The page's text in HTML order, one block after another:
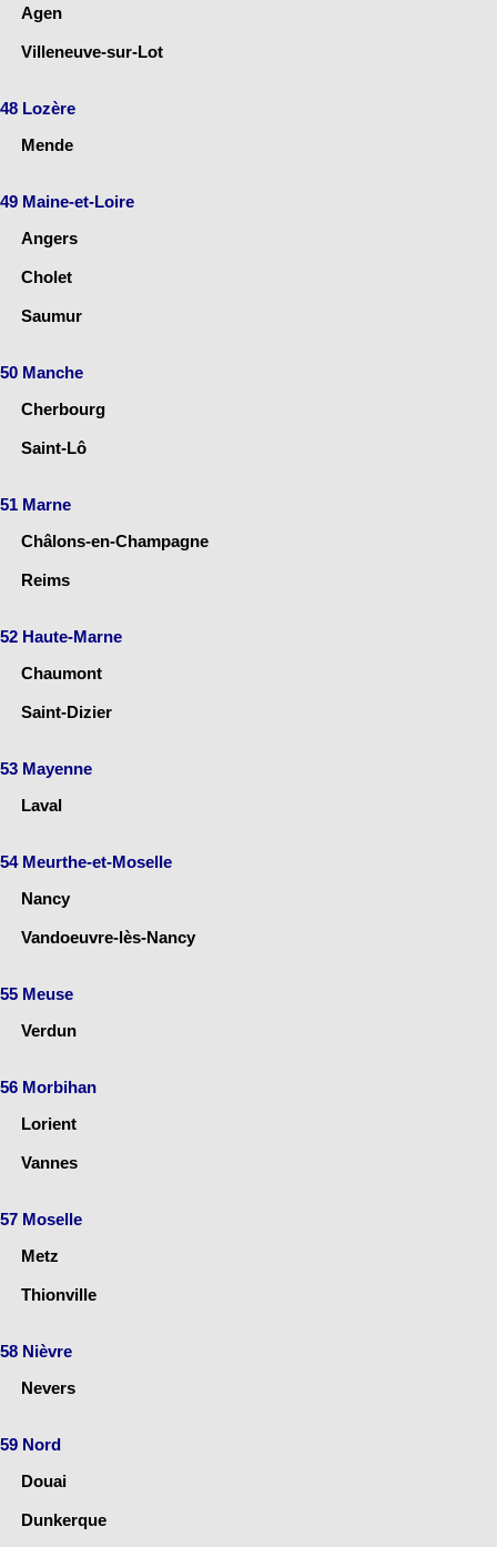
Agen
Villeneuve-sur-Lot
48 Lozère
Mende
49 Maine-et-Loire
Angers
Cholet
Saumur
50 Manche
Cherbourg
Saint-Lô
51 Marne
Châlons-en-Champagne
Reims
52 Haute-Marne
Chaumont
Saint-Dizier
53 Mayenne
Laval
54 Meurthe-et-Moselle
Nancy
Vandoeuvre-lès-Nancy
55 Meuse
Verdun
56 Morbihan
Lorient
Vannes
57 Moselle
Metz
Thionville
58 Nièvre
Nevers
59 Nord
Douai
Dunkerque